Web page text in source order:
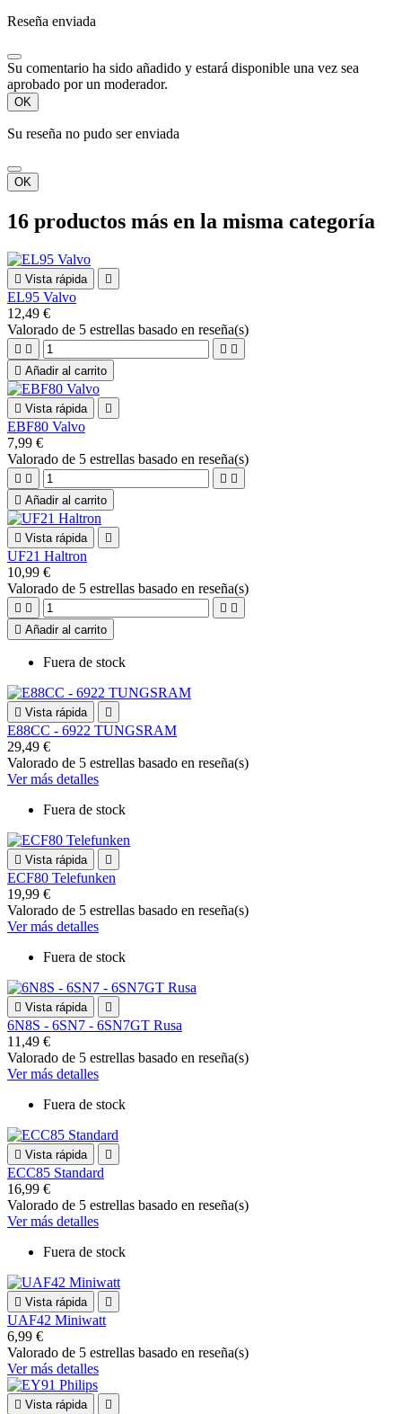
Reseña enviada
Su comentario ha sido añadido y estará disponible una vez sea
aprobado por un moderador.
OK
Su reseña no pudo ser enviada
OK
16 productos más en la misma categoría
 Vista rápida 
EL95 Valvo
12,49 €
Valorado de 5 estrellas basado en reseña(s)
   
 Añadir al carrito
 Vista rápida 
EBF80 Valvo
7,99 €
Valorado de 5 estrellas basado en reseña(s)
   
 Añadir al carrito
 Vista rápida 
UF21 Haltron
10,99 €
Valorado de 5 estrellas basado en reseña(s)
   
 Añadir al carrito
Fuera de stock
 Vista rápida 
E88CC - 6922 TUNGSRAM
29,49 €
Valorado de 5 estrellas basado en reseña(s)
Ver más detalles
Fuera de stock
 Vista rápida 
ECF80 Telefunken
19,99 €
Valorado de 5 estrellas basado en reseña(s)
Ver más detalles
Fuera de stock
 Vista rápida 
6N8S - 6SN7 - 6SN7GT Rusa
11,49 €
Valorado de 5 estrellas basado en reseña(s)
Ver más detalles
Fuera de stock
 Vista rápida 
ECC85 Standard
16,99 €
Valorado de 5 estrellas basado en reseña(s)
Ver más detalles
Fuera de stock
 Vista rápida 
UAF42 Miniwatt
6,99 €
Valorado de 5 estrellas basado en reseña(s)
Ver más detalles
 Vista rápida 